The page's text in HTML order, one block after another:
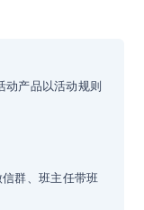
动产品以活动规则
群、班主任带班